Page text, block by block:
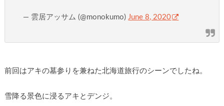
— 雲居アッサム (@monokumo)June 8, 2020
前回はアキの墓参りを兼ねた北海道旅行のシーンでしたね。
雪降る景色に浸るアキとデンジ。